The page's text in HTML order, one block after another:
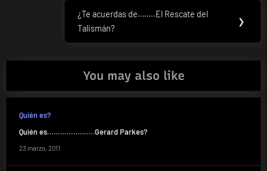
Next
Post:
¿Te acuerdas de……..El Rescate del
Talismán?
❯
You may also like
Quién es?
Quién es………………….Gerard Parkes?
23 marzo, 2011